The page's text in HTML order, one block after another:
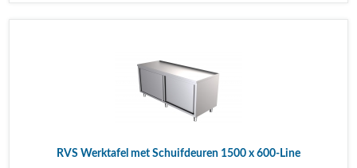
RVS Werktafel met Schuifdeuren 1500 x 600-Line